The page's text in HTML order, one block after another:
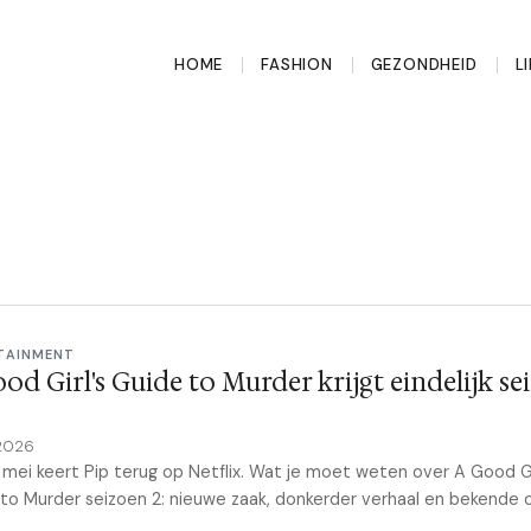
HOME FASHION GEZONDHEID
Girl's Guide to Murder krijgt eindelijk
keert Pip terug op Netflix. Wat je moet weten over A Good
Murder seizoen 2: nieuwe zaak, donkerder verhaal en bekende